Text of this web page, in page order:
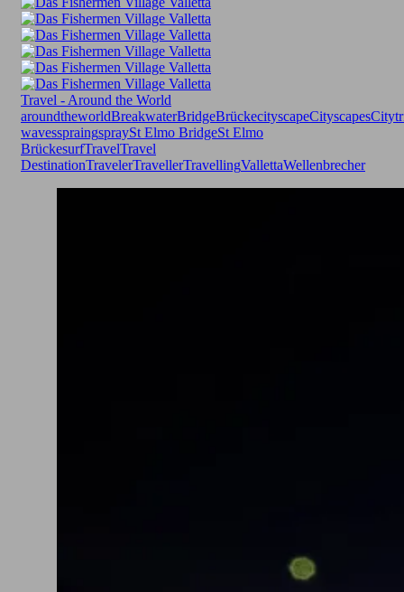
Travel - Around the World
aroundtheworldBreakwaterBridgeBrückecityscapeCityscapes
wavesspraingspraySt Elmo BridgeSt Elmo
BrückesurfTravelTravel
DestinationTravelerTravellerTravellingVallettaWellenbrecher